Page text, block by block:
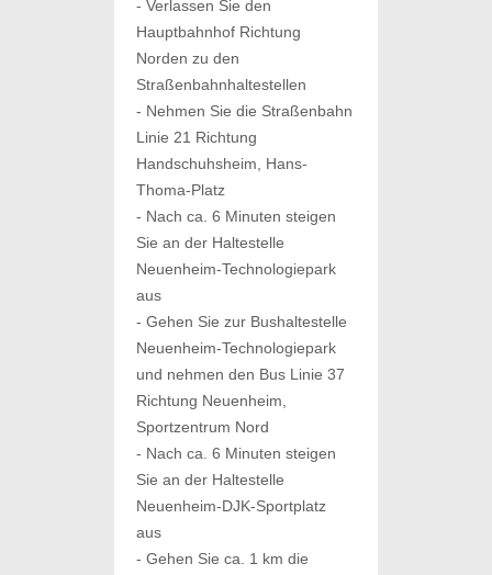
- Verlassen Sie den
Hauptbahnhof Richtung
Norden zu den
Straßenbahnhaltestellen
- Nehmen Sie die Straßenbahn
Linie 21 Richtung
Handschuhsheim, Hans-
Thoma-Platz
- Nach ca. 6 Minuten steigen
Sie an der Haltestelle
Neuenheim-Technologiepark
aus
- Gehen Sie zur Bushaltestelle
Neuenheim-Technologiepark
und nehmen den Bus Linie 37
Richtung Neuenheim,
Sportzentrum Nord
- Nach ca. 6 Minuten steigen
Sie an der Haltestelle
Neuenheim-DJK-Sportplatz
aus
- Gehen Sie ca. 1 km die